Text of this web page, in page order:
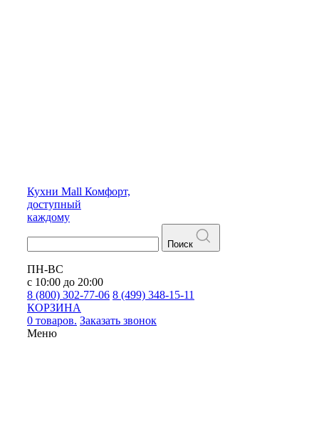
Кухни Mall Комфорт,
доступный
каждому
Поиск
ПН-ВС
с 10:00 до 20:00
8 (800) 302-77-06 8 (499) 348-15-11
КОРЗИНА
0 товаров. Заказать звонок
Меню